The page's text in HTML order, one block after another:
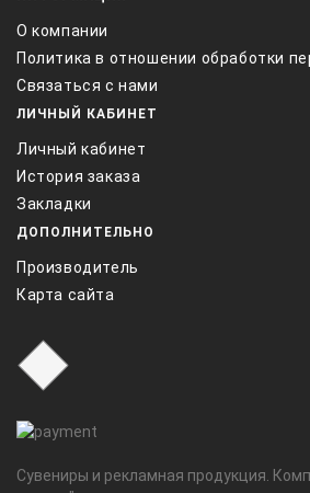
О компании
Политика в отношении обработки
Связаться с нами
ЛИЧНЫЙ КАБИНЕТ
Личный кабинет
История заказа
Закладки
ДОПОЛНИТЕЛЬНО
Производитель
Карта сайта
Сувениры и рекламная продукция.